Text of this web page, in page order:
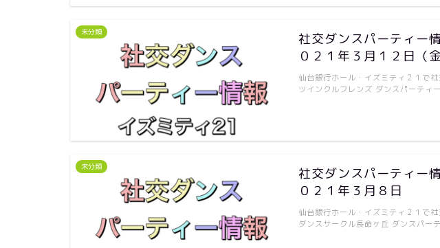
未分類
社交ダンスパーティ
０２１年３月１２日（
仙台銀行ホール・イズミティ２１で
ツインクルフレンズ ダンスパーテ
未分類
社交ダンスパーティ
０２１年３月８日
仙台銀行ホール・イズミティ２１で
ダンスサークル長命ヶ丘 ダンスパー